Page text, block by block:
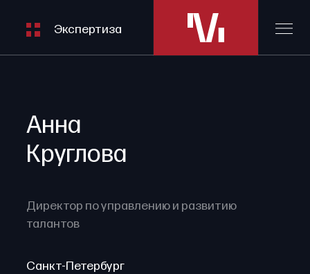
Экспертиза
Финансовые институты
Анна
Круглова
Директор по управлению и развитию
талантов
Санкт-Петербург